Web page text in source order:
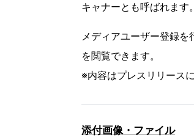
キャナーとも呼ばれます。
メディアユーザー登録
を閲覧できます。
※内容はプレスリリース
添付画像・ファイル